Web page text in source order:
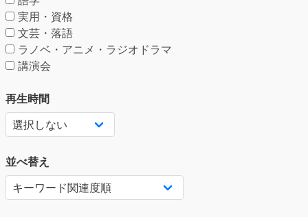
実用・資格
文芸・落語
ラノベ・アニメ・ラジオドラマ
講演会
再生時間
並べ替え